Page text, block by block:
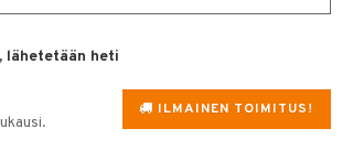
lähetetään heti
ILMAINEN TOIMITUS!